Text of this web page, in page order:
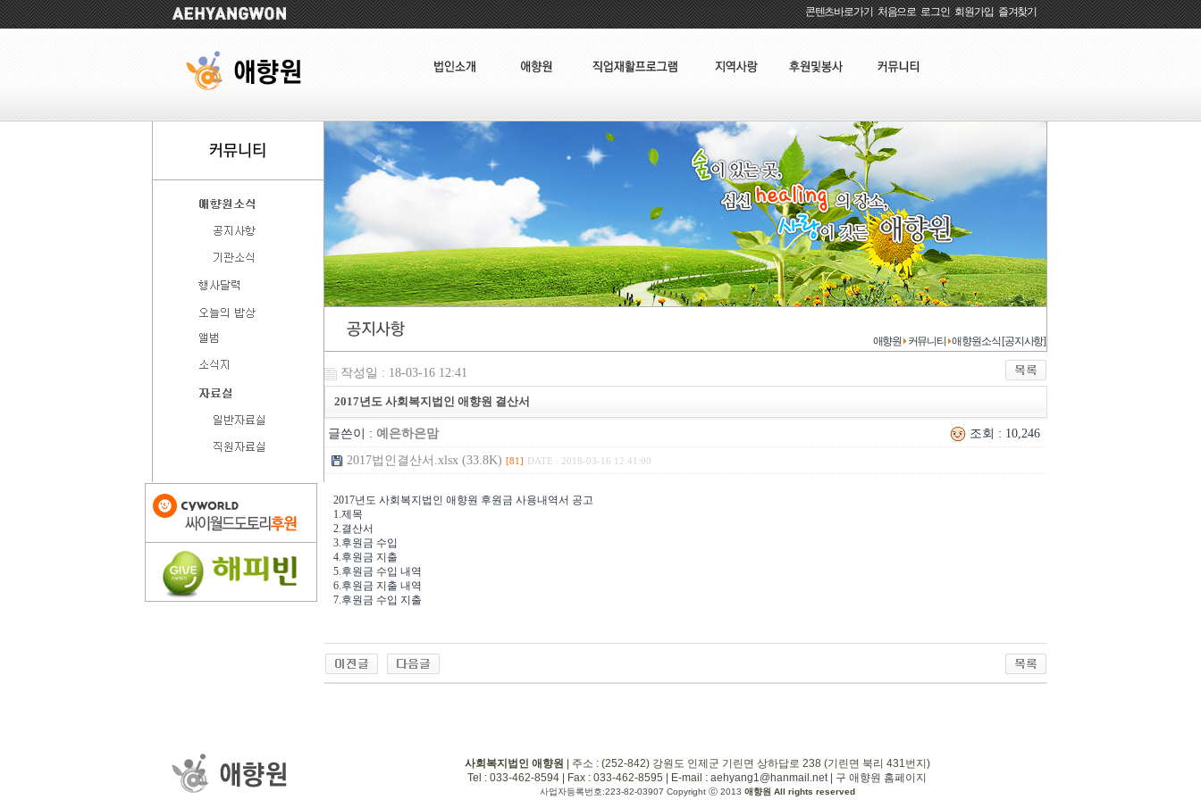
콘텐츠바로가기:처음으로:로그인:회원가입:즐겨찾기
애향원 커뮤니티 애향원소식 [공지사항]
작성일 : 18-03-16 12:41
2017년도 사회복지법인 애향원 결산서
글쓴이 : 예은하은맘
조회 : 10,246
2017법인결산서.xlsx (33.8K) [81] DATE : 2018-03-16 12:41:00
2017년도 사회복지법인 애향원 후원금 사용내역서 공고
1.제목
2.결산서
3.후원금 수입
4.후원금 지출
5.후원금 수입 내역
6.후원금 지출 내역
7.후원금 수입 지출
사회복지법인 애향원 | 주소 : (252-842) 강원도 인제군 기린면 상하답로 238 (기린면 북리 431번지)
Tel : 033-462-8594 | Fax : 033-462-8595 | E-mail : aehyang1@hanmail.net| 구 애향원 홈페이지
사업자등록번호:223-82-03907 Copyright ⓒ 2013 애향원 All rights reserved